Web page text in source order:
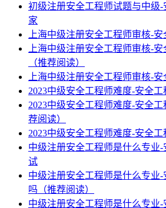
初级注册安全工程师试题与中级
家
上海中级注册安全工程师审核-
上海中级注册安全工程师审核-
（推荐阅读）
上海中级注册安全工程师审核-
2023中级安全工程师难度-安全
2023中级安全工程师难度-安全
荐阅读）
2023中级安全工程师难度-安全
中级注册安全工程师是什么专业
试
中级注册安全工程师是什么专业
吗（推荐阅读）
中级注册安全工程师是什么专业